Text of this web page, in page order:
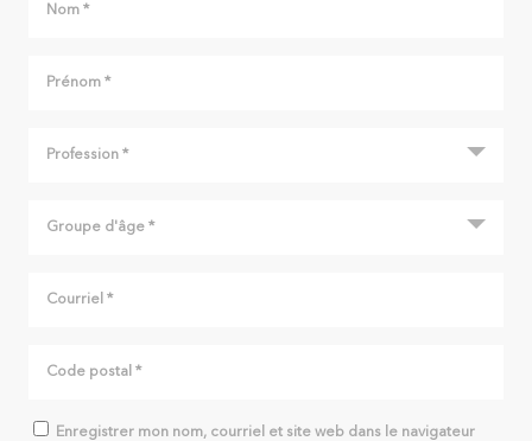
Enregistrer mon nom, courriel et site web dans le navigateur